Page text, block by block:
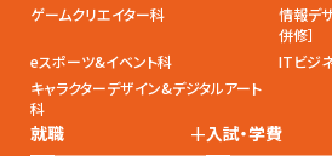
ゲームクリエイター科
情報デ
併修］
eスポーツ&イベント科
ITビジ
キャラクターデザイン&デジタルアート
科
就職 +入試・学費